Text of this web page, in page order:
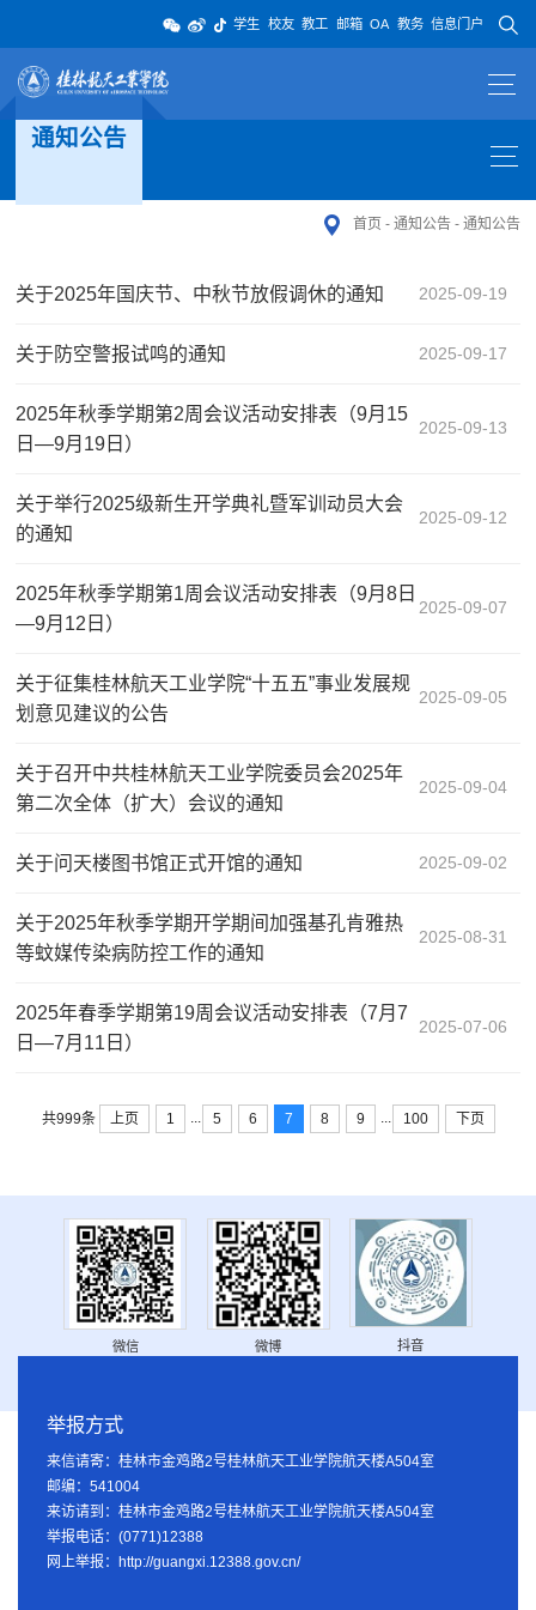
学生 校友 教工 邮箱 OA 教务 信息门户
通知公告
首页 - 通知公告- 通知公告
关于2025年国庆节、中秋节放假调休的通知 2025-09-19
关于防空警报试鸣的通知 2025-09-17
2025年秋季学期第2周会议活动安排表（9月15
日—9月19日）
2025-09-13
关于举行2025级新生开学典礼暨军训动员大会
的通知
2025-09-12
2025年秋季学期第1周会议活动安排表（9月8日
—9月12日）
2025-09-07
关于征集桂林航天工业学院“十五五”事业发展规
划意见建议的公告
2025-09-05
关于召开中共桂林航天工业学院委员会2025年
第二次全体（扩大）会议的通知
2025-09-04
关于问天楼图书馆正式开馆的通知‌ 2025-09-02
关于2025年秋季学期开学期间加强基孔肯雅热
等蚊媒传染病防控工作的通知
2025-08-31
2025年春季学期第19周会议活动安排表（7月7
日—7月11日）
2025-07-06
共999条 上页 1 ... 5 6 7 8 9 ... 100 下页
微信 微博 抖音
举报方式
来信请寄：桂林市金鸡路2号桂林航天工业学院航天楼A504室
邮编：541004
来访请到：桂林市金鸡路2号桂林航天工业学院航天楼A504室
举报电话：(0771)12388
网上举报：http://guangxi.12388.gov.cn/